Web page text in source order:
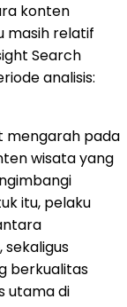
konten
masih relatif
Search
analisis:
mengarah pada
wisata yang
itu, pelaku
berkualitas
utama di